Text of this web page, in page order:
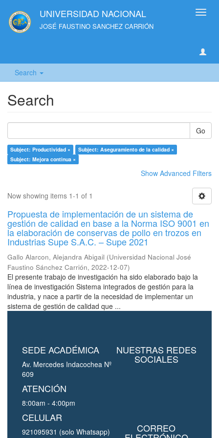
UNIVERSIDAD NACIONAL
JOSÉ FAUSTINO SANCHEZ CARRIÓN
Search
Search
Go
Subject: Productividad ×
Subject: Aseguramiento de la calidad ×
Subject: Mejora continua ×
Show Advanced Filters
Now showing items 1-1 of 1
Propuesta de implementación de un sistema de
gestión de calidad en base a la Norma ISO 9001 en
la elaboración de conservas de pollo en trozos en
Industrias Supe S.A.C. – Supe 2021
Gallo Alarcon, Alejandra Abigail (Universidad Nacional José
Faustino Sánchez Carrión, 2022-12-07)
El presente trabajo de investigación ha sido elaborado bajo la
línea de investigación Sistema integrados de gestión para la
industria, y nace a partir de la necesidad de implementar un
sistema de gestión de calidad que ...
SEDE ACADÉMICA
Av. Mercedes Indacochea Nº
609
ATENCIÓN
8:00am - 4:00pm
CELULAR
921095931 (solo Whatsapp)
NUESTRAS REDES
SOCIALES
CORREO